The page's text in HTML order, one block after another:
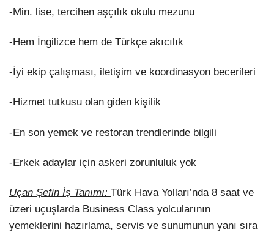
-Min. lise, tercihen aşçılık okulu mezunu
-Hem İngilizce hem de Türkçe akıcılık
-İyi ekip çalışması, iletişim ve koordinasyon becerileri
-Hizmet tutkusu olan giden kişilik
-En son yemek ve restoran trendlerinde bilgili
-Erkek adaylar için askeri zorunluluk yok
Uçan Şefin İş Tanımı: Türk Hava Yolları’nda 8 saat ve
üzeri uçuşlarda Business Class yolcularının
yemeklerini hazırlama, servis ve sunumunun yanı sıra